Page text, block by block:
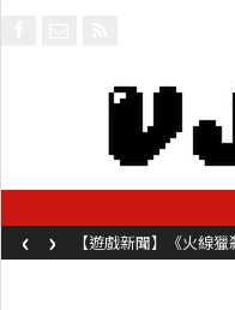
【遊戲新聞】《火線
容同時系舊作限時超平
‹ ›